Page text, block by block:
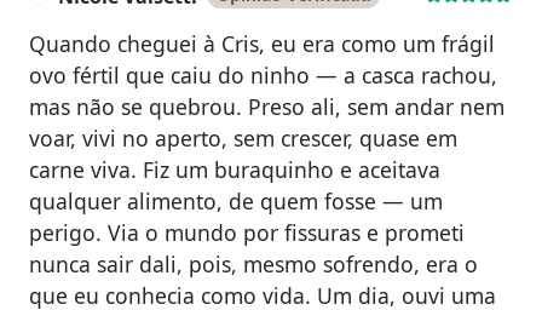
Quando cheguei à Cris, eu era como um frágil
ovo fértil que caiu do ninho — a casca rachou,
mas não se quebrou. Preso ali, sem andar nem
voar, vivi no aperto, sem crescer, quase em
carne viva. Fiz um buraquinho e aceitava
qualquer alimento, de quem fosse — um
perigo. Via o mundo por fissuras e prometi
nunca sair dali, pois, mesmo sofrendo, era o
que eu conhecia como vida. Um dia, ouvi uma